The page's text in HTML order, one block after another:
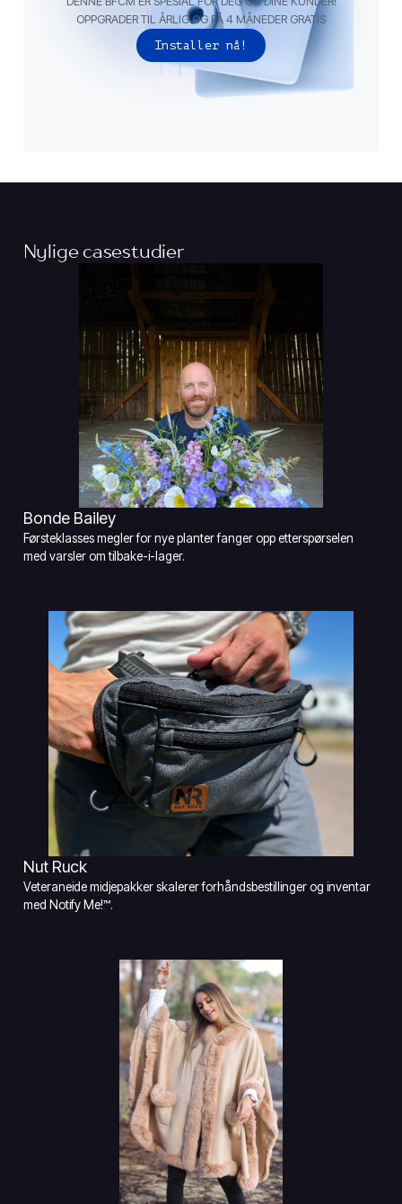
OPPGRADER TIL ÅRLIG OG FÅ 4 MÅNEDER GRATIS
Installer nå!
Nylige casestudier
Bonde Bailey
Førsteklasses megler for nye planter fanger opp etterspørselen
med varsler om tilbake-i-lager.
Nut Ruck
Veteraneide midjepakker skalerer forhåndsbestillinger og inventar
med Notify Me!™.